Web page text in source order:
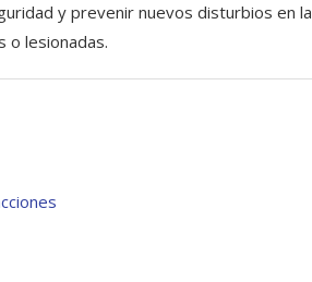
y prevenir nuevos disturbios en la
o lesionadas.